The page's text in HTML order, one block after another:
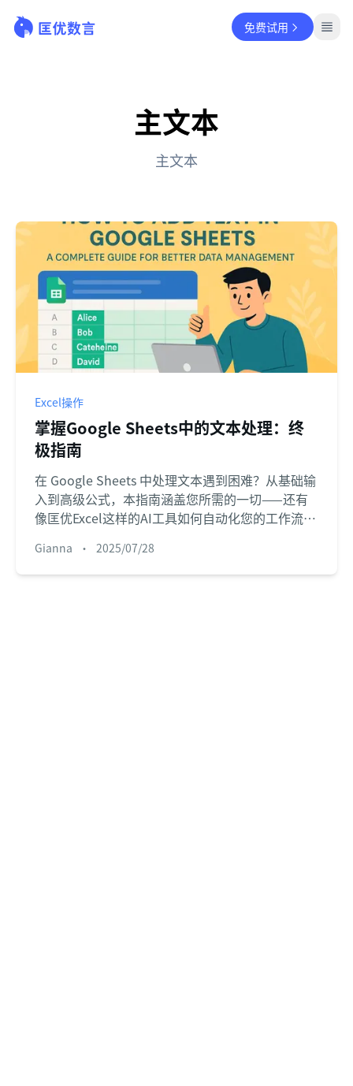
免费试用
主文本
主文本
Excel操作
掌握Google Sheets中的文本处理：终
极指南
在 Google Sheets 中处理文本遇到困难？从基础输
入到高级公式，本指南涵盖您所需的一切——还有
像匡优Excel这样的AI工具如何自动化您的工作流
Gianna • 2025/07/28